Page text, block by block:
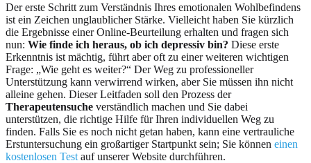
Der erste Schritt zum Verständnis Ihres emotionalen Wohlbefindens
ist ein Zeichen unglaublicher Stärke. Vielleicht haben Sie kürzlich
die Ergebnisse einer Online-Beurteilung erhalten und fragen sich
nun: Wie finde ich heraus, ob ich depressiv bin? Diese erste
Erkenntnis ist mächtig, führt aber oft zu einer weiteren wichtigen
Frage: „Wie geht es weiter?“ Der Weg zu professioneller
Unterstützung kann verwirrend wirken, aber Sie müssen ihn nicht
alleine gehen. Dieser Leitfaden soll den Prozess der
Therapeutensuche verständlich machen und Sie dabei
unterstützen, die richtige Hilfe für Ihren individuellen Weg zu
finden. Falls Sie es noch nicht getan haben, kann eine vertrauliche
Erstuntersuchung ein großartiger Startpunkt sein; Sie können einen
kostenlosen Test auf unserer Website durchführen.